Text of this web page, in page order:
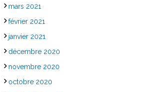
mars 2021
février 2021
janvier 2021
décembre 2020
novembre 2020
octobre 2020